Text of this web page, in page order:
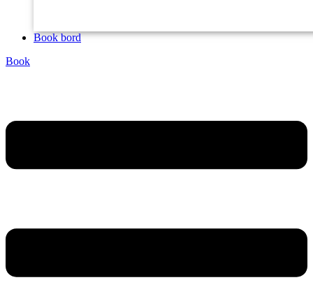
Book bord
Book